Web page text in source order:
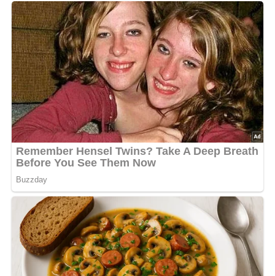
Erbsensuppe, Beispielfoto / User:Erbsensuppe [CC BY-SA 3.0],via Wikimedia
Commons